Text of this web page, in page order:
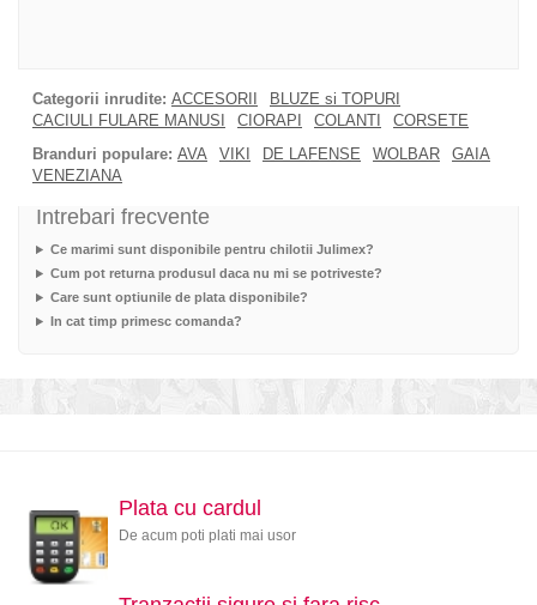
Categorii inrudite: ACCESORII
BLUZE si TOPURI
CACIULI FULARE MANUSI
CIORAPI COLANTI
CORSETE
Branduri populare: AVA VIKI DE LAFENSE WOLBAR
GAIA
VENEZIANA
Intrebari frecvente
Ce marimi sunt disponibile pentru chilotii Julimex?
Cum pot returna produsul daca nu mi se potriveste?
Care sunt optiunile de plata disponibile?
In cat timp primesc comanda?
Plata cu cardul
De acum poti plati mai usor